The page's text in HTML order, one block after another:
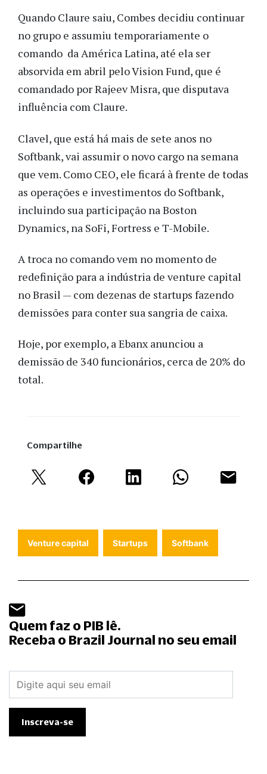
Quando Claure saiu, Combes decidiu continuar
no grupo e assumiu temporariamente o
comando da América Latina, até ela ser
absorvida em abril pelo Vision Fund, que é
comandado por Rajeev Misra, que disputava
influência com Claure.
Clavel, que está há mais de sete anos no
Softbank, vai assumir o novo cargo na semana
que vem. Como CEO, ele ficará à frente de todas
as operações e investimentos do Softbank,
incluindo sua participação na Boston
Dynamics, na SoFi, Fortress e T-Mobile.
A troca no comando vem no momento de
redefinição para a indústria de venture capital
no Brasil — com dezenas de startups fazendo
demissões para conter sua sangria de caixa.
Hoje, por exemplo, a Ebanx anunciou a
demissão de 340 funcionários, cerca de 20% do
total.
Compartilhe
Venture capital Startups Softbank
Quem faz o PIB lê.
Receba o Brazil Journal no seu email